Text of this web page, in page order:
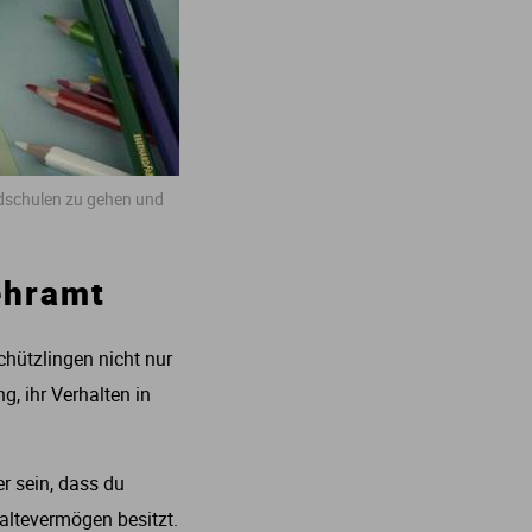
zu gehen und
nicht nur
ihr Verhalten in
sein, dass du
besitzt.